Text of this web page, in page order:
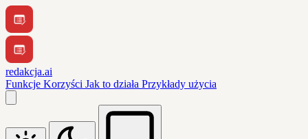
redakcja.ai
Funkcje Korzyści Jak to działa Przykłady użycia